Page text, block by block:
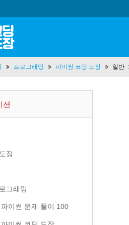
프로그래밍 파이썬 코딩 도장 일반
션
장
그래밍
파이썬 문제 풀이 100